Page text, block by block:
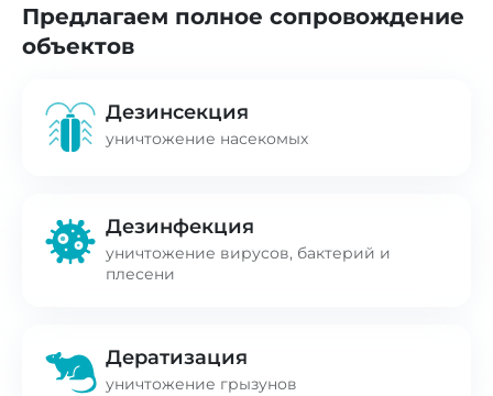
Предлагаем полное сопровождение
объектов
Дезинсекция
уничтожение насекомых
Дезинфекция
уничтожение вирусов, бактерий и
плесени
Дератизация
уничтожение грызунов